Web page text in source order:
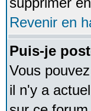
Revenir en
Puis-je
Vous
il n'y a